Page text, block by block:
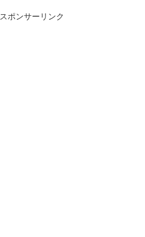
スポンサーリンク